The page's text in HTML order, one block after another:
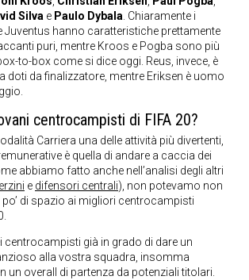
Silva e Paulo Dybala. Chiaramente i
Juventus hanno caratteristiche prettamente
puri, mentre Kroos e Pogba sono più
to-box come si dice oggi. Reus, invece, è
doti da finalizzatore, mentre Eriksen è uomo
centrocampisti di FIFA 20?
Carriera una delle attività più divertenti,
è quella di andare a caccia dei
abbiamo fatto anche nell’analisi degli altri
e difensori centrali), non potevamo non
po’ di spazio ai migliori centrocampisti
centrocampisti già in grado di dare un
alla vostra squadra, insomma
un overall di partenza da potenziali titolari.